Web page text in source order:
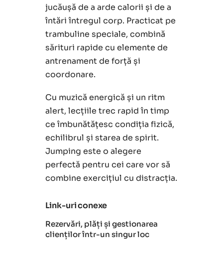
jucăușă de a arde calorii și de a
întări întregul corp. Practicat pe
trambuline speciale, combină
sărituri rapide cu elemente de
antrenament de forță și
coordonare.
Cu muzică energică și un ritm
alert, lecțiile trec rapid în timp
ce îmbunătățesc condiția fizică,
echilibrul și starea de spirit.
Jumping este o alegere
perfectă pentru cei care vor să
combine exercițiul cu distracția.
Link-uri conexe
Rezervări, plăți și gestionarea
clienților într-un singur loc